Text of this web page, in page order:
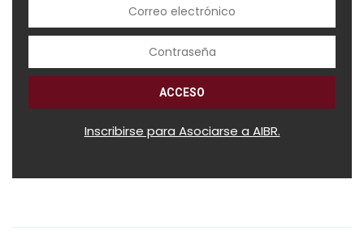
Inscribirse para Asociarse a AIBR.